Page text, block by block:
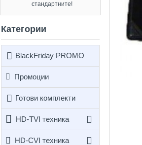
стандартните!
Категории
BlackFriday PROMO
Промоции
Готови комплекти
HD-TVI техника
HD-CVI техника